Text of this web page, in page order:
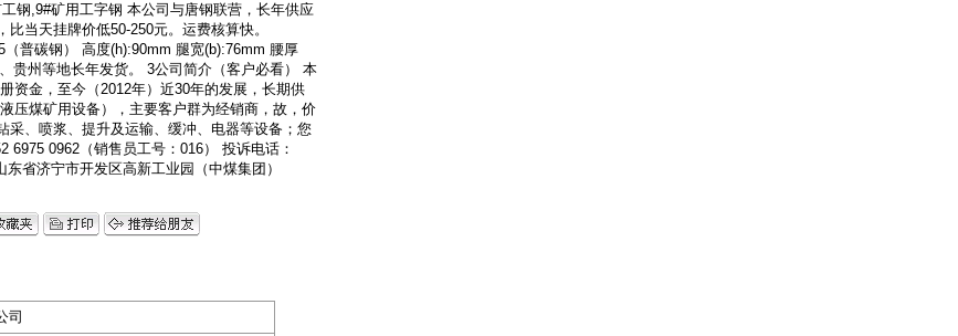
钢,9#矿用工字钢 本公司与唐钢联营，长年供应
当天挂牌价低50-250元。运费核算快。
普碳钢） 高度(h):90mm 腿宽(b):76mm 腰厚
贵州等地长年发货。 3公司简介（客户必看） 本
资金，至今（2012年）近30年的发展，长期供
压煤矿用设备），主要客户群为经销商，故，价
采、喷浆、提升及运输、缓冲、电器等设备；您
6975 0962（销售员工号：016） 投诉电话：
省济宁市开发区高新工业园（中煤集团）
司